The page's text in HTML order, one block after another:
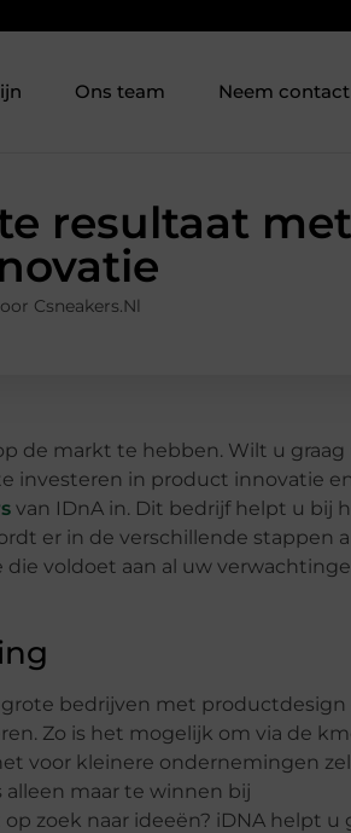
Ons team Neem
resultaat
Csneakers.nl
de markt te hebben. Wilt u graag
investeren in product innovatie
van IDnA in. Dit bedrijf helpt u bij
er in de verschillende stappen
voldoet aan al uw
bedrijven met productdesign
Zo is het mogelijk om via de
voor kleinere ondernemingen
maar te winnen bij
zoek naar ideeën? iDNA helpt u